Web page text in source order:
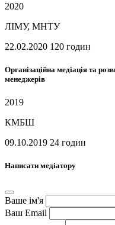
2020
ЛІМУ, МНТУ
22.02.2020 120 годин
Організаційна медіація та
менеджерів
2019
КМБШ
09.10.2019 24 годин
Написати медіатору
Ваше ім'я
Ваш Email